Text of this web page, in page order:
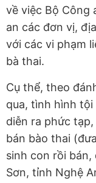
về việc Bộ Công
an các đơn vị,
với các vi phạm
bà thai.
Cụ thể, theo
qua, tình hình
diễn ra phức
bán bào thai
sinh con rồi bán,
Sơn, tỉnh Nghệ